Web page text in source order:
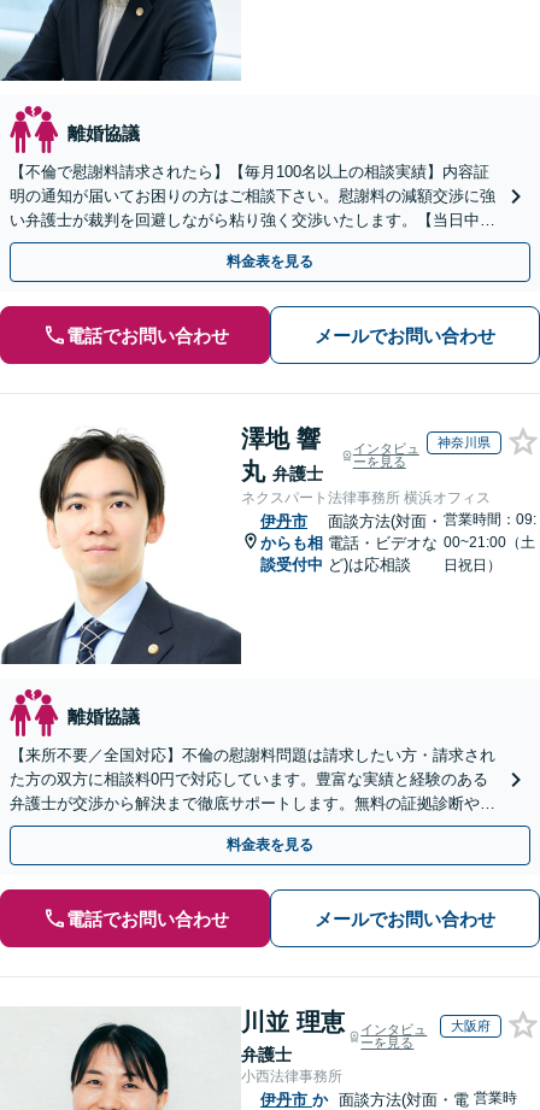
離婚協議
【不倫で慰謝料請求されたら】【毎月100名以上の相談実績】内容証
明の通知が届いてお困りの方はご相談下さい。慰謝料の減額交渉に強
い弁護士が裁判を回避しながら粘り強く交渉いたします。【当日中の
相談可(予約制)】【全国対応】
料金表を見る
電話でお問い合わせ メールでお問い合わせ
澤地 響
丸 弁護士
インタビュ
ーを見る
神奈川県
ネクスパート法律事務所 横浜オフィス
伊丹市
からも相
談受付中
面談方法(対面・
電話・ビデオな
ど)は応相談
営業時間：09:
00~21:00（土
日祝日）
離婚協議
【来所不要／全国対応】不倫の慰謝料問題は請求したい方・請求され
た方の双方に相談料0円で対応しています。豊富な実績と経験のある
弁護士が交渉から解決まで徹底サポートします。無料の証拠診断や着
手金の返還保証もありますので安心してご相談ください。
料金表を見る
電話でお問い合わせ メールでお問い合わせ
川並 理恵
弁護士
インタビュ
ーを見る
大阪府
小西法律事務所
伊丹市 か 面談方法(対面・電 営業時